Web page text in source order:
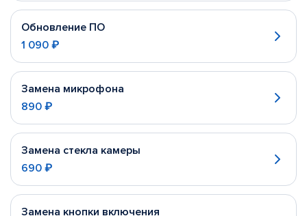
Обновление ПО
1 090 ₽
Замена микрофона
890 ₽
Замена стекла камеры
690 ₽
Замена кнопки включения